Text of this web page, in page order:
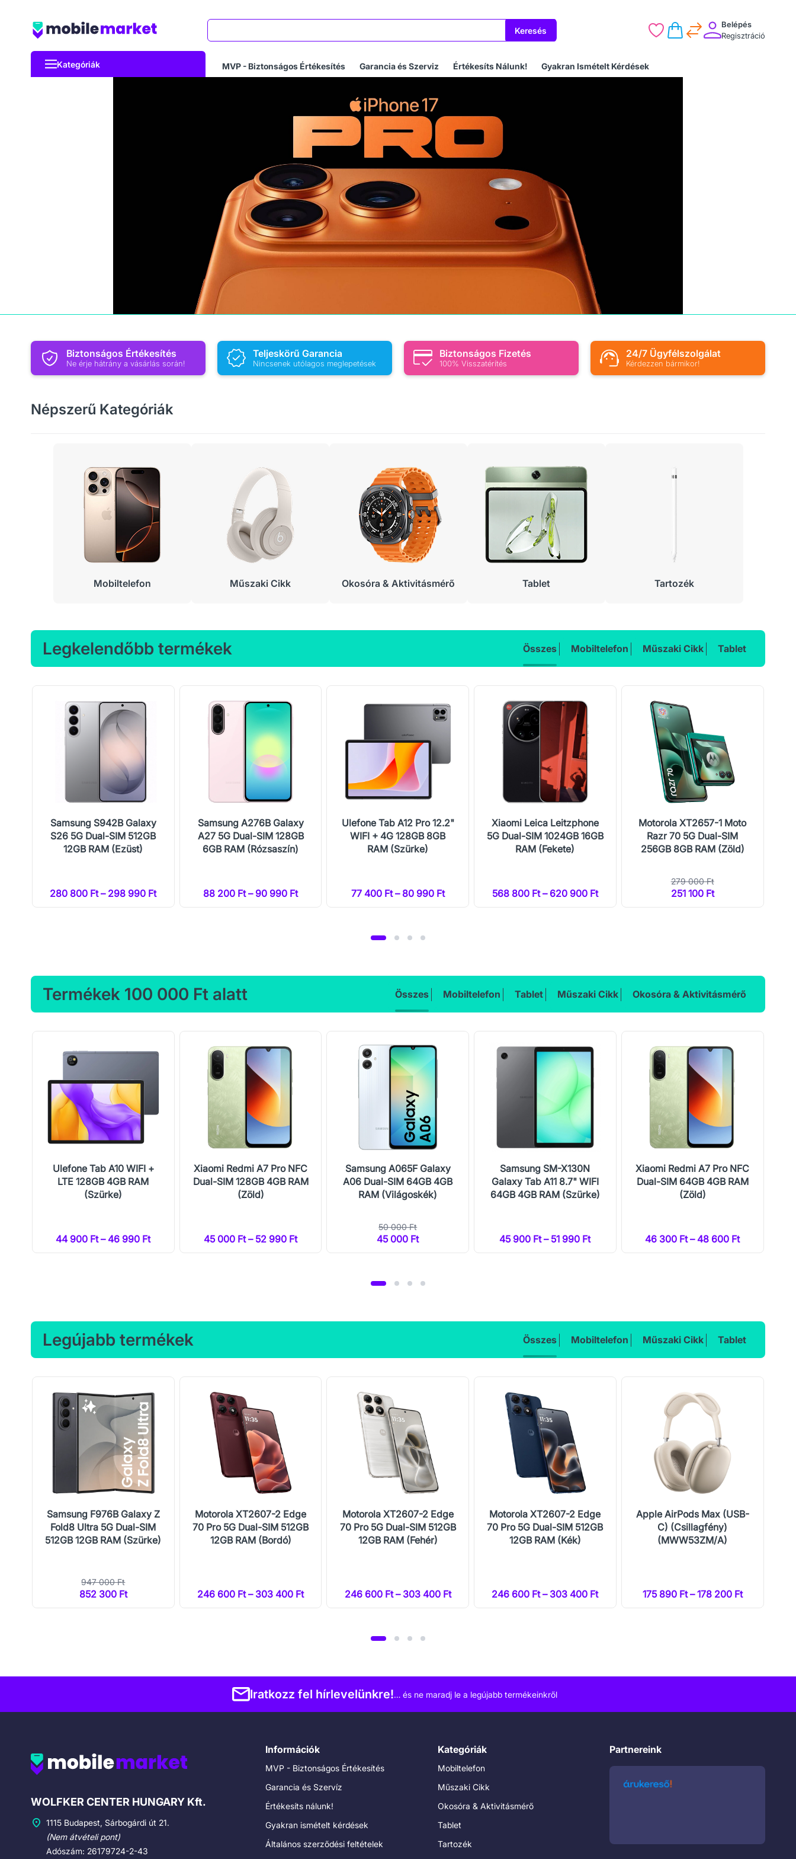
Keresés
Belépés
Regisztráció
Kategóriák MVP - Biztonságos Értékesítés Garancia és Szerviz Értékesíts Nálunk! Gyakran Ismételt Kérdések
Biztonságos Értékesítés
Ne érje hátrány a vásárlás során!
Teljeskörű Garancia
Nincsenek utólagos meglepetések
Biztonságos Fizetés
100% Visszatérítés
24/7 Ügyfélszolgálat
Kérdezzen bármikor!
Népszerű Kategóriák
Mobiltelefon Műszaki Cikk Okosóra & Aktivitásmérő Tablet Tartozék
Legkelendőbb termékek Összes Mobiltelefon Műszaki Cikk Tablet
Samsung S942B Galaxy
S26 5G Dual-SIM 512GB
12GB RAM (Ezüst)
280 800 Ft – 298 990 Ft
Samsung A276B Galaxy
A27 5G Dual-SIM 128GB
6GB RAM (Rózsaszín)
88 200 Ft – 90 990 Ft
Ulefone Tab A12 Pro 12.2"
WIFI + 4G 128GB 8GB
RAM (Szürke)
77 400 Ft – 80 990 Ft
Xiaomi Leica Leitzphone
5G Dual-SIM 1024GB 16GB
RAM (Fekete)
568 800 Ft – 620 900 Ft
Motorola XT2657-1 Moto
Razr 70 5G Dual-SIM
256GB 8GB RAM (Zöld)
279 000 Ft
251 100 Ft
Termékek 100 000 Ft alatt Összes Mobiltelefon Tablet Műszaki Cikk Okosóra & Aktivitásmérő
Ulefone Tab A10 WIFI +
LTE 128GB 4GB RAM
(Szürke)
44 900 Ft – 46 990 Ft
Xiaomi Redmi A7 Pro NFC
Dual-SIM 128GB 4GB RAM
(Zöld)
45 000 Ft – 52 990 Ft
Samsung A065F Galaxy
A06 Dual-SIM 64GB 4GB
RAM (Világoskék)
50 000 Ft
45 000 Ft
Samsung SM-X130N
Galaxy Tab A11 8.7" WIFI
64GB 4GB RAM (Szürke)
45 900 Ft – 51 990 Ft
Xiaomi Redmi A7 Pro NFC
Dual-SIM 64GB 4GB RAM
(Zöld)
46 300 Ft – 48 600 Ft
Legújabb termékek Összes Mobiltelefon Műszaki Cikk Tablet
Samsung F976B Galaxy Z
Fold8 Ultra 5G Dual-SIM
512GB 12GB RAM (Szürke)
947 000 Ft
852 300 Ft
Motorola XT2607-2 Edge
70 Pro 5G Dual-SIM 512GB
12GB RAM (Bordó)
246 600 Ft – 303 400 Ft
Motorola XT2607-2 Edge
70 Pro 5G Dual-SIM 512GB
12GB RAM (Fehér)
246 600 Ft – 303 400 Ft
Motorola XT2607-2 Edge
70 Pro 5G Dual-SIM 512GB
12GB RAM (Kék)
246 600 Ft – 303 400 Ft
Apple AirPods Max (USB-
C) (Csillagfény)
(MWW53ZM/A)
175 890 Ft – 178 200 Ft
Iratkozz fel hírlevelünkre!… és ne maradj le a legújabb termékeinkről
Cégadatok
WOLFKER CENTER HUNGARY Kft.
1115 Budapest, Sárbogárdi út 21.
(Nem átvételi pont)
Adószám: 26179724-2-43
Információk
MVP - Biztonságos Értékesítés
Garancia és Szervíz
Értékesíts nálunk!
Gyakran ismételt kérdések
Általános szerződési feltételek
Kategóriák
Mobiltelefon
Műszaki Cikk
Okosóra & Aktivitásmérő
Tablet
Tartozék
Partnereink